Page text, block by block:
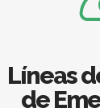
Líneas
de